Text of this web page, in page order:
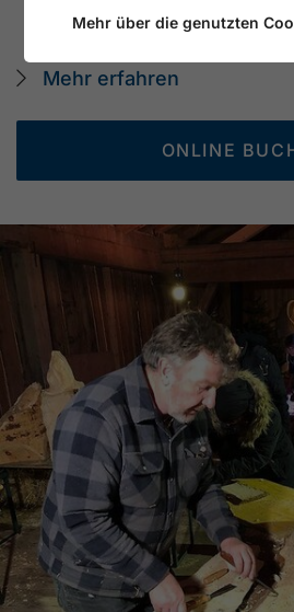
info@achensee.com
Mehr erfahren
ONLINE
Mehr über die genutzten